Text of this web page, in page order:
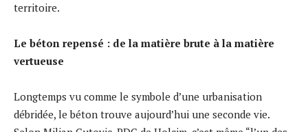
territoire.
Le béton repensé : de la matière brute à la matière
vertueuse
Longtemps vu comme le symbole d’une urbanisation
débridée, le béton trouve aujourd’hui une seconde vie.